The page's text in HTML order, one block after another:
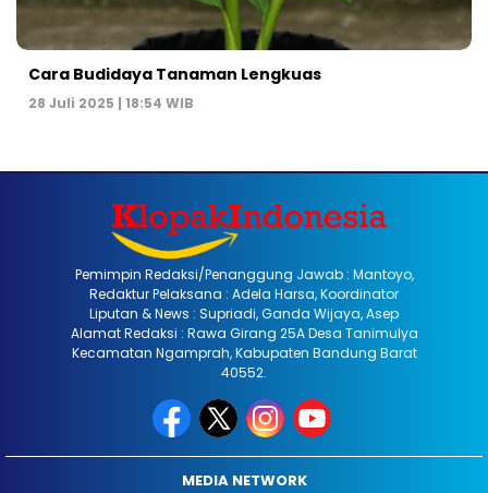
Cara Budidaya Tanaman Lengkuas
28 Juli 2025 | 18:54 WIB
Pemimpin Redaksi/Penanggung Jawab : Mantoyo,
Redaktur Pelaksana : Adela Harsa, Koordinator
Liputan & News : Supriadi, Ganda Wijaya, Asep
Alamat Redaksi : Rawa Girang 25A Desa Tanimulya
Kecamatan Ngamprah, Kabupaten Bandung Barat
40552.
MEDIA NETWORK